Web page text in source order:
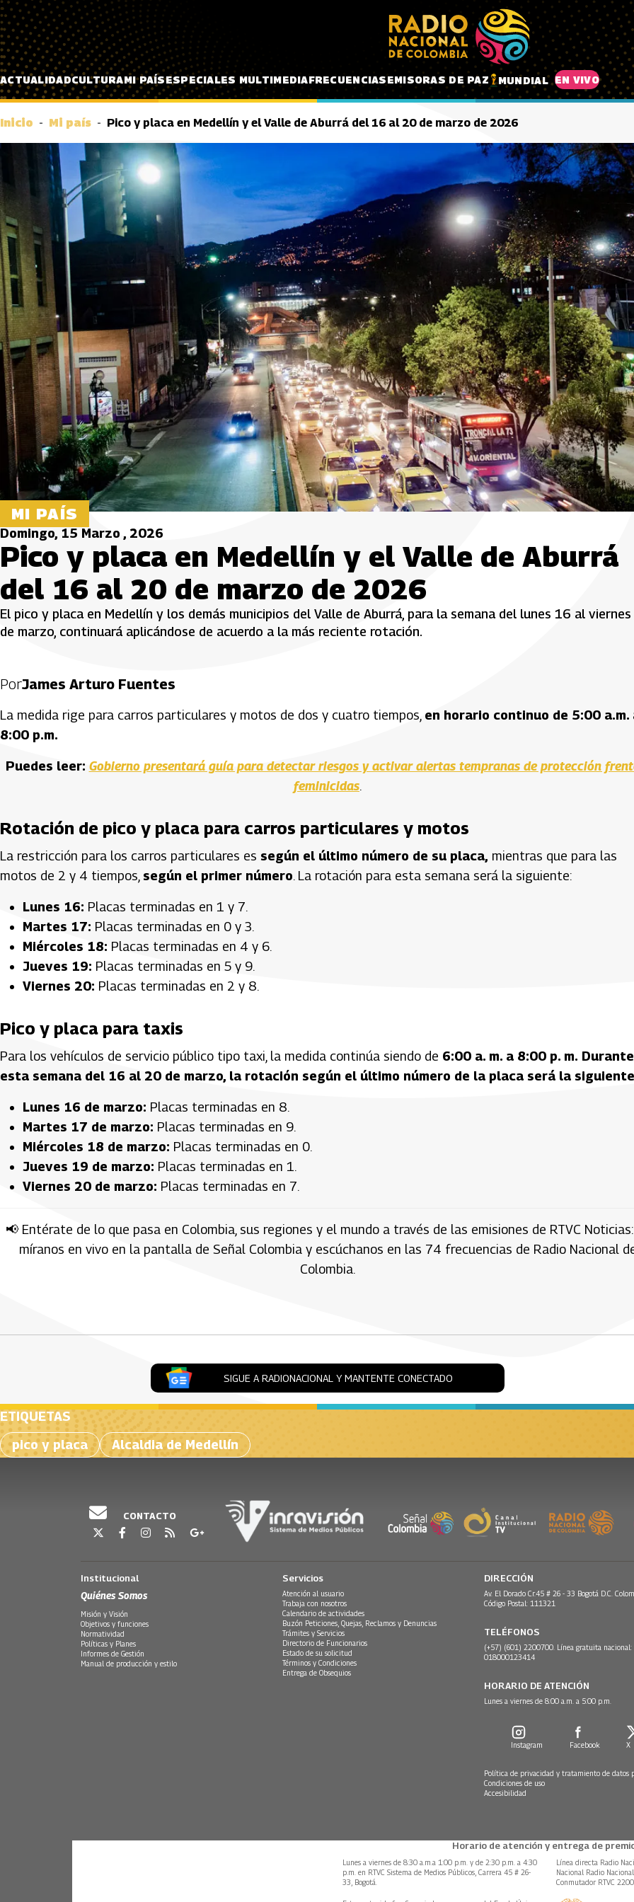
Pasar al contenido principal
ACTUALIDADCULTURAMI PAÍSESPECIALES MULTIMEDIAFRECUENCIASEMISORAS DE PAZ MUNDIAL EN VIVO
Inicio Mi país Pico y placa en Medellín y el Valle de Aburrá del 16 al 20 de marzo de 2026
MI PAÍS
Domingo, 15 Marzo , 2026
Pico y placa en Medellín y el Valle de Aburrá
del 16 al 20 de marzo de 2026
El pico y placa en Medellín y los demás municipios del Valle de Aburrá, para la semana del lunes 16 al
de marzo, continuará aplicándose de acuerdo a la más reciente rotación.
PorJames Arturo Fuentes
La medida rige para carros particulares y motos de dos y cuatro tiempos, en horario continuo de 5:00 a.m.
8:00 p.m.
Puedes leer: Gobierno presentará guía para detectar riesgos y activar alertas tempranas de protección
feminicidas.
Rotación de pico y placa para carros particulares y motos
La restricción para los carros particulares es según el último número de su placa, mientras que para las
motos de 2 y 4 tiempos, según el primer número. La rotación para esta semana será la siguiente:
Lunes 16: Placas terminadas en 1 y 7.
Martes 17: Placas terminadas en 0 y 3.
Miércoles 18: Placas terminadas en 4 y 6.
Jueves 19: Placas terminadas en 5 y 9.
Viernes 20: Placas terminadas en 2 y 8.
Pico y placa para taxis
Para los vehículos de servicio público tipo taxi, la medida continúa siendo de 6:00 a. m. a 8:00 p. m. Durante
esta semana del 16 al 20 de marzo, la rotación según el último número de la placa será la siguiente
Lunes 16 de marzo: Placas terminadas en 8.
Martes 17 de marzo: Placas terminadas en 9.
Miércoles 18 de marzo: Placas terminadas en 0.
Jueves 19 de marzo: Placas terminadas en 1.
Viernes 20 de marzo: Placas terminadas en 7.
📢 Entérate de lo que pasa en Colombia, sus regiones y el mundo a través de las emisiones de RTVC
míranos en vivo en la pantalla de Señal Colombia y escúchanos en las 74 frecuencias de Radio Nacional
Colombia.
SIGUE A RADIONACIONAL Y MANTENTE CONECTADO
ETIQUETAS
pico y placa
Alcaldia de Medellín
CONTACTO
Institucional
Quiénes Somos
Misión y Visión
Objetivos y funciones
Normatividad
Políticas y Planes
Informes de Gestión
Manual de producción y estilo
Servicios
Atención al usuario
Trabaja con nosotros
Calendario de actividades
Buzón Peticiones, Quejas, Reclamos y Denuncias
Trámites y Servicios
Directorio de Funcionarios
Estado de su solicitud
Términos y Condiciones
Entrega de Obsequios
DIRECCIÓN
Av. El Dorado Cr.45 # 26 - 33 Bogotá D.C.
Código Postal: 111321
TELÉFONOS
(+57) (601) 2200700. Línea gratuita nacional:
018000123414
HORARIO DE ATENCIÓN
Lunes a viernes de 8:00 a.m. a 5:00 p.m.
Instagram Facebook X
Política de privacidad y tratamiento de datos
Condiciones de uso
Accesibilidad
Horario de atención y entrega de
Lunes a viernes de 8:30 a.m.a 1:00 p.m. y de 2:30 p.m. a 4:30
p.m. en RTVC Sistema de Medios Públicos, Carrera 45 # 26-
33, Bogotá.
Línea directa Radio
Nacional Radio
Conmutador RTVC